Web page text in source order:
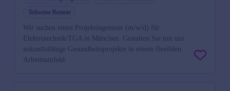
Teilweise Remote
Wir suchen einen Projektingenieur (m/w/d) für
Elektrotechnik/TGA in München. Gestalten Sie mit uns
zukunftsfähige Gesundheitsprojekte in einem flexiblen
Arbeitsumfeld.